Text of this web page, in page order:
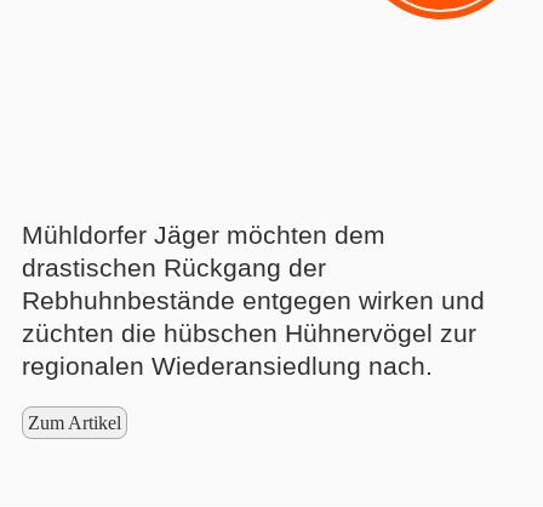
Mühldorfer Jäger möchten dem
drastischen Rückgang der
Rebhuhnbestände entgegen wirken und
züchten die hübschen Hühnervögel zur
regionalen Wiederansiedlung nach.
Zum Artikel